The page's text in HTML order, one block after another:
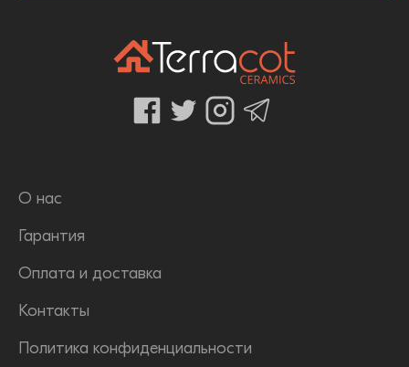
О нас
Гарантия
Оплата и доставка
Контакты
Политика конфиденциальности